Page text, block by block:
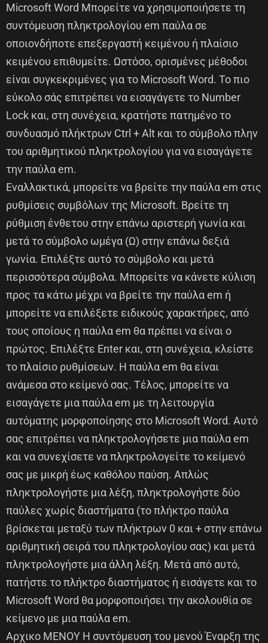
Microsoft Word Μπορείτε να χρησιμοποιήσετε τη
συντόμευση πληκτρολογίου em παύλα σε
οποιονδήποτε επεξεργαστή κειμένου ή πλαίσιο
κειμένου επιθυμείτε. Ωστόσο, ορισμένες μέθοδοι
είναι συγκεκριμένες για το Microsoft Word. Το πιο
εύκολο σάς επιτρέπει να εισαγάγετε το Number
Lock και, στη συνέχεια, κρατήστε πατημένο το
συνδυασμό πλήκτρων Ctrl + Alt και το σύμβολο πλην
του αριθμητικού πληκτρολογίου για να εισαγάγετε
την παύλα em.
Εναλλακτικά, μπορείτε να βρείτε την παύλα em στις
ρυθμίσεις συμβόλων της Microsoft. Βρείτε τη
ρύθμιση ένθετου στην επάνω αριστερή γωνία και
μετά το σύμβολο ωμέγα (Ω) στην επάνω δεξιά
γωνία. Επιλέξτε αυτό το σύμβολο και μετά
περισσότερα σύμβολα. Μπορείτε να κάνετε κύλιση
προς τα κάτω μέχρι να βρείτε την παύλα em ή
μπορείτε να επιλέξετε ειδικούς χαρακτήρες, από
τους οποίους η παύλα em θα πρέπει να είναι ο
πρώτος. Επιλέξτε Enter και, στη συνέχεια, κλείστε
το πλαίσιο ρυθμίσεων. Η παύλα em θα είναι
ανάμεσα στο κείμενό σας. Τέλος, μπορείτε να
εισαγάγετε μια παύλα em με τη λειτουργία
αυτόματης μορφοποίησης στο Microsoft Word. Αυτό
σας επιτρέπει να πληκτρολογήσετε μια παύλα em
και να συνεχίσετε να πληκτρολογείτε το κείμενό
σας με μικρή έως καθόλου παύση. Απλώς
πληκτρολογήστε μια λέξη, πληκτρολογήστε δύο
παύλες χωρίς διαστήματα (το πλήκτρο παύλα
βρίσκεται μεταξύ των πλήκτρων 0 και + στην επάνω
αριθμητική σειρά του πληκτρολογίου σας) και μετά
πληκτρολογήστε μια άλλη λέξη. Μετά από αυτό,
πατήστε το πλήκτρο διαστήματος ή εισάγετε και το
Microsoft Word θα μορφοποιήσει την ακολουθία σε
κείμενο με μια παύλα em.
Αρχικο ΜΕΝΟΥ Η συντόμευση του μενού Έναρξη της